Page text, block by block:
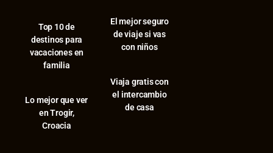
⁠Top 10 de
destinos para
vacaciones en
familia
⁠Lo mejor que ver
en Trogir,
Croacia
El mejor seguro
de viaje si vas
con niños
Viaja gratis con
el intercambio
de casa